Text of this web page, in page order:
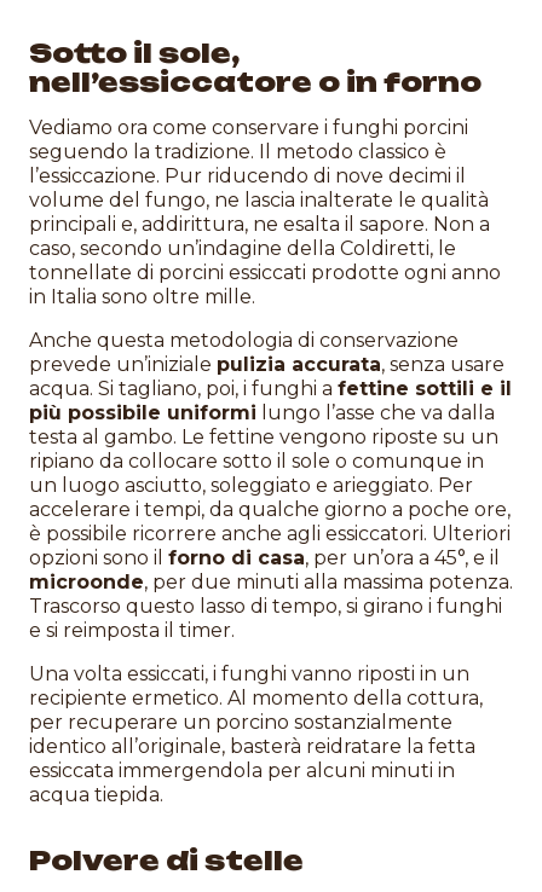
Sotto il sole,
nell’essiccatore o in forno
Vediamo ora come conservare i funghi porcini
seguendo la tradizione. Il metodo classico è
l’essiccazione. Pur riducendo di nove decimi il
volume del fungo, ne lascia inalterate le qualità
principali e, addirittura, ne esalta il sapore. Non a
caso, secondo un’indagine della Coldiretti, le
tonnellate di porcini essiccati prodotte ogni anno
in Italia sono oltre mille.
Anche questa metodologia di conservazione
prevede un’iniziale pulizia accurata, senza usare
acqua. Si tagliano, poi, i funghi a fettine sottili e il
più possibile uniformi lungo l’asse che va dalla
testa al gambo. Le fettine vengono riposte su un
ripiano da collocare sotto il sole o comunque in
un luogo asciutto, soleggiato e arieggiato. Per
accelerare i tempi, da qualche giorno a poche ore,
è possibile ricorrere anche agli essiccatori. Ulteriori
opzioni sono il forno di casa, per un’ora a 45°, e il
microonde, per due minuti alla massima potenza.
Trascorso questo lasso di tempo, si girano i funghi
e si reimposta il timer.
Una volta essiccati, i funghi vanno riposti in un
recipiente ermetico. Al momento della cottura,
per recuperare un porcino sostanzialmente
identico all’originale, basterà reidratare la fetta
essiccata immergendola per alcuni minuti in
acqua tiepida.
Polvere di stelle